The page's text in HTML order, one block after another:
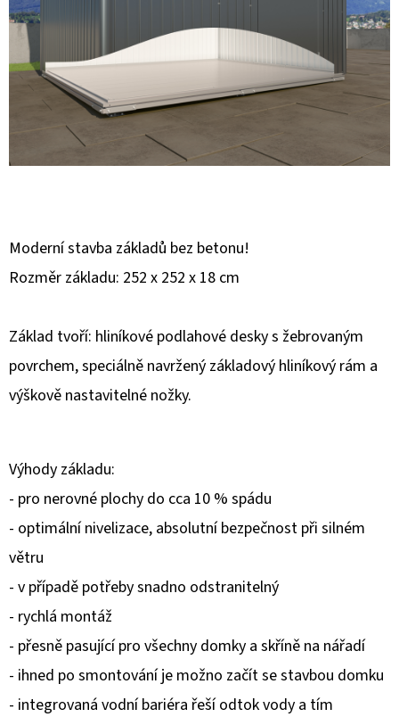
Moderní stavba základů bez betonu!
Rozměr základu: 252 x 252 x 18 cm
Základ tvoří: hliníkové podlahové desky s žebrovaným
povrchem, speciálně navržený základový hliníkový rám a
výškově nastavitelné nožky.
Výhody základu:
- pro nerovné plochy do cca 10 % spádu
- optimální nivelizace, absolutní bezpečnost při silném
větru
- v případě potřeby snadno odstranitelný
- rychlá montáž
- přesně pasující pro všechny domky a skříně na nářadí
- ihned po smontování je možno začít se stavbou domku
- integrovaná vodní bariéra řeší odtok vody a tím
T
E
A
J
?
HLEDAT
O
P
O
R
U
Č
J
E
M
E